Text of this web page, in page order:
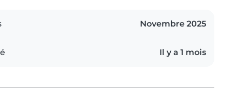
Novembre 2025
Il y a 1 mois